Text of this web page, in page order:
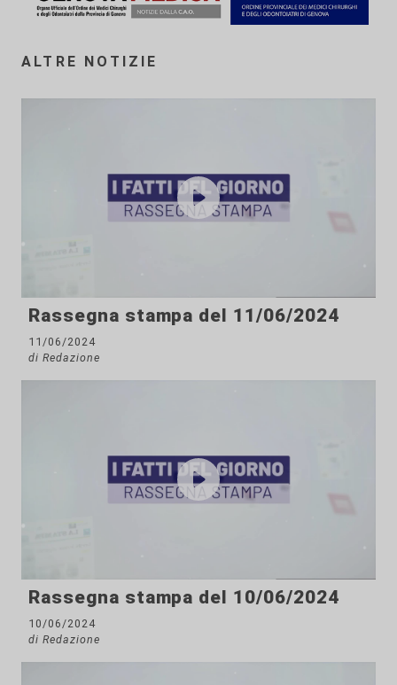
ALTRE NOTIZIE
Rassegna stampa del 11/06/2024
11/06/2024
di Redazione
Rassegna stampa del 10/06/2024
10/06/2024
di Redazione